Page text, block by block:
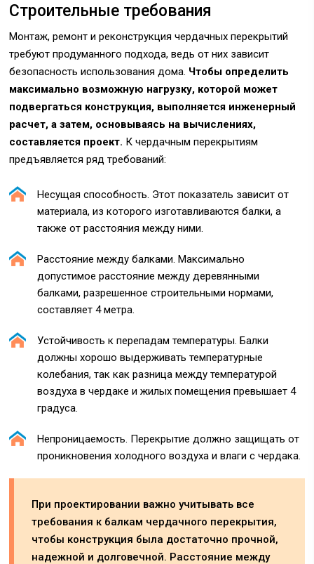
Строительные требования
Монтаж, ремонт и реконструкция чердачных перекрытий
требуют продуманного подхода, ведь от них зависит
безопасность использования дома. Чтобы определить
максимально возможную нагрузку, которой может
подвергаться конструкция, выполняется инженерный
расчет, а затем, основываясь на вычислениях,
составляется проект. К чердачным перекрытиям
предъявляется ряд требований:
Несущая способность. Этот показатель зависит от
материала, из которого изготавливаются балки, а
также от расстояния между ними.
Расстояние между балками. Максимально
допустимое расстояние между деревянными
балками, разрешенное строительными нормами,
составляет 4 метра.
Устойчивость к перепадам температуры. Балки
должны хорошо выдерживать температурные
колебания, так как разница между температурой
воздуха в чердаке и жилых помещения превышает 4
градуса.
Непроницаемость. Перекрытие должно защищать от
проникновения холодного воздуха и влаги с чердака.
При проектировании важно учитывать все
требования к балкам чердачного перекрытия,
чтобы конструкция была достаточно прочной,
надежной и долговечной. Расстояние между